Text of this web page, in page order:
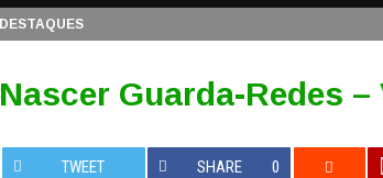
DESTAQUES
Nascer Guarda-Redes
TWEET SHARE 0